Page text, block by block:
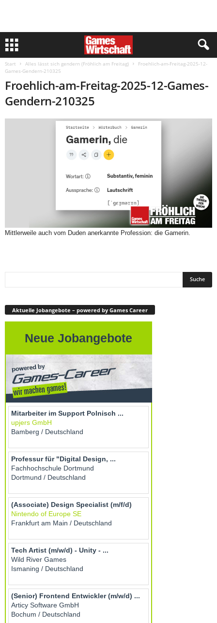
Start Alles lässt sich gendern (Fröhlich am Freitag)
Froehlich-am-Freitag-2025-12-
Games-Gendern-210325
Froehlich-am-Freitag-2025-12-Games-
Gendern-210325
Mittlerweile auch vom Duden anerkannte Profession: die Gamerin.
Aktuelle Jobangebote – powered by Games Career